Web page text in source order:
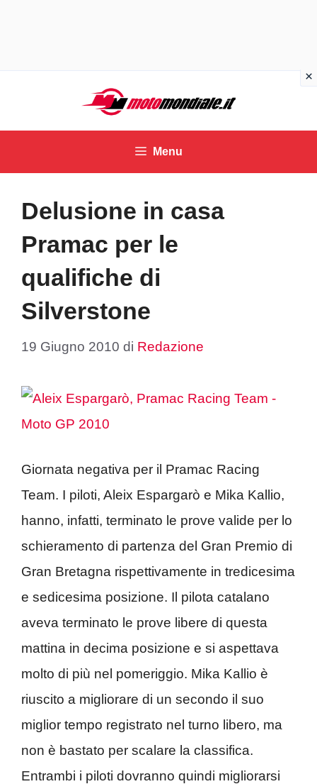
contenuto
Menu
Delusione in casa
Pramac per le
qualifiche di
Silverstone
19 Giugno 2010 di Redazione
Giornata negativa per il Pramac Racing
Team. I piloti, Aleix Espargarò e Mika Kallio,
hanno, infatti, terminato le prove valide per lo
schieramento di partenza del Gran Premio di
Gran Bretagna rispettivamente in tredicesima
e sedicesima posizione. Il pilota catalano
aveva terminato le prove libere di questa
mattina in decima posizione e si aspettava
molto di più nel pomeriggio. Mika Kallio è
riuscito a migliorare di un secondo il suo
miglior tempo registrato nel turno libero, ma
non è bastato per scalare la classifica.
Entrambi i piloti dovranno quindi migliorarsi